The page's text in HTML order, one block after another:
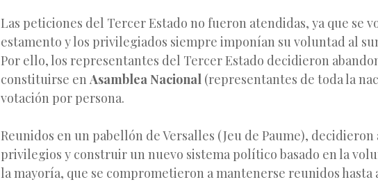
Las peticiones del Tercer Estado no fueron atendidas, ya que se
estamento y los privilegiados siempre imponían su voluntad al
Por ello, los representantes del Tercer Estado decidieron
constituirse en Asamblea Nacional (representantes de toda la
votación por persona.
Reunidos en un pabellón de Versalles (Jeu de Paume), decidieron
privilegios y construir un nuevo sistema político basado en la
la mayoría, que se comprometieron a mantenerse reunidos hasta